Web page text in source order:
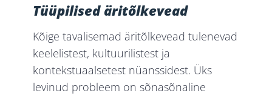
Tüüpilised äritõlkevead
Kõige tavalisemad äritõlkevead tulenevad
keelelistest, kultuurilistest ja
kontekstuaalsetest nüanssidest. Üks
levinud probleem on sõnasõnaline